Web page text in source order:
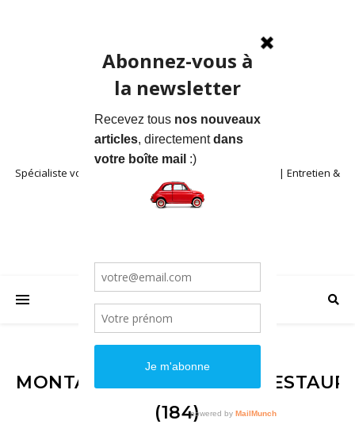
Spécialiste voitures anciennes en Provence | Location | Entretien &
Restauration | Blog
(184)